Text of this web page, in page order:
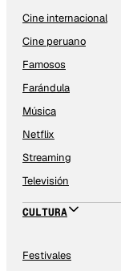
Cine internacional
Cine peruano
Famosos
Farándula
Música
Netflix
Streaming
Televisión
CULTURA
Festivales